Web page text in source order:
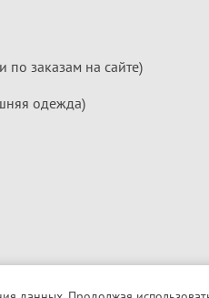
по заказам на сайте)
одежда)